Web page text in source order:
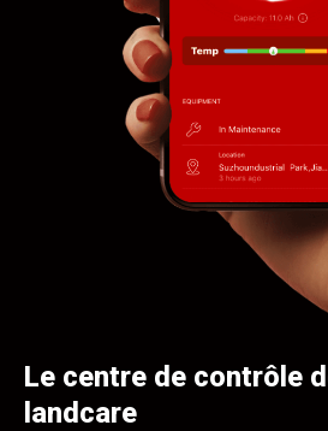
Le centre de contrôle
landcare